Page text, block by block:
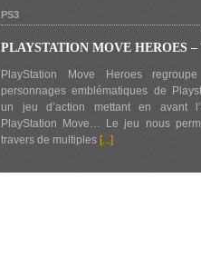
PS3
PLAYSTATION MOVE HEROES –
PlayStation Move Heroes
personnages emblématiques de
un jeu d’action mettant en avant
PlayStation Move… Le jeu nous
travers de multiples [...]